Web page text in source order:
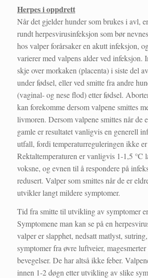
Herpes i oppdrett
Når det gjelder hunder som brukes i avl,
rundt herpesvirusinfeksjon som bør
hos valper forårsaker en akutt infeksjon,
varierer med valpens alder ved infeksjon.
skje over morkaken (placenta) i siste del
under fødsel, eller ved smitte fra andre
(vaginal- og nese flod) etter fødsel.
kan forekomme dersom valpene smittes
livmoren. Dersom valpene smittes når de
gamle er resultatet vanligvis en generell
utfall, fordi temperaturreguleringen ikke
Rektaltemperaturen er vanligvis 1-1,5 °C
voksne, og evnen til å respondere på
redusert. Valper som smittes når de er
utvikler langt mildere symptomer.
Tid fra smitte til utvikling av symptomer
Symptomene man kan se på en
valper er slapphet, nedsatt matlyst,
symptomer fra øvre luftveier,
bevegelser. De har altså ikke feber.
innen 1-2 døgn etter utvikling av slike